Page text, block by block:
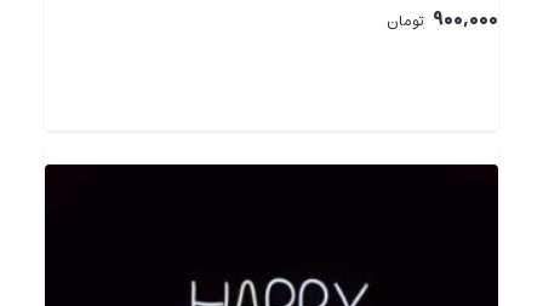
900,000 تومان